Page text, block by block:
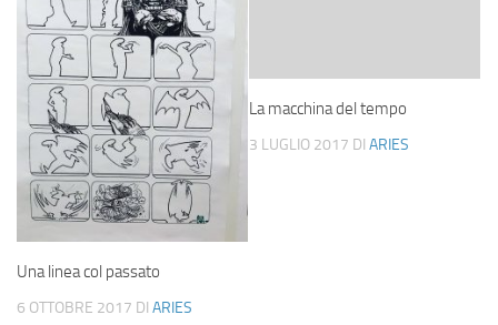
Una linea col passato
6 OTTOBRE 2017 DI ARIES
La macchina del tempo
3 LUGLIO 2017 DI ARIES